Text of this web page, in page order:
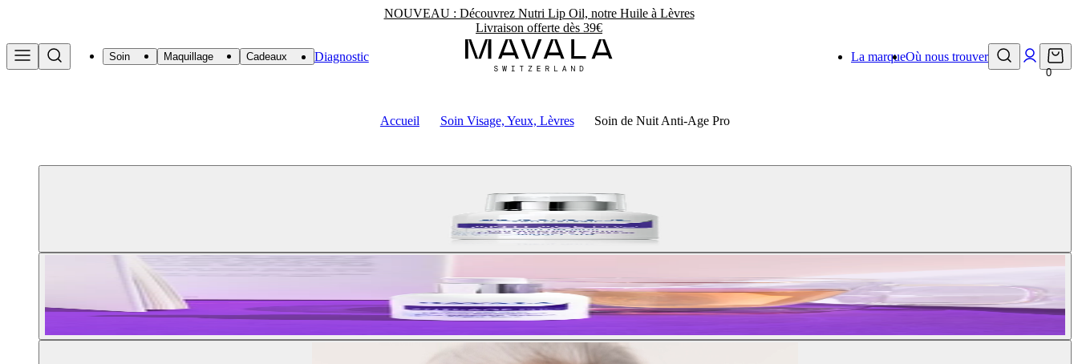
NOUVEAU : Découvrez Nutri Lip Oil, notre Huile à Lèvres
Livraison offerte dès 39€
Soin Maquillage Cadeaux Diagnostic La marqueOù nous trouver
0
Accueil Soin Visage, Yeux, Lèvres Soin de Nuit Anti-Age Pro